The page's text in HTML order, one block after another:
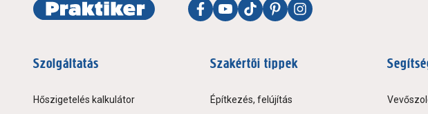
Szolgáltatás
Hőszigetelés kalkulátor
Szakértői tippek
Építkezés, felújítás